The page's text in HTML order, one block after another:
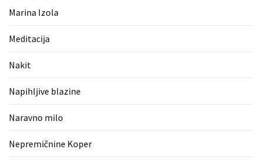
Blefaroplastika
rokavice
(1)
Marina Izola
Meditacija
Nakit
Napihljive blazine
Naravno milo
Nepremičnine Koper